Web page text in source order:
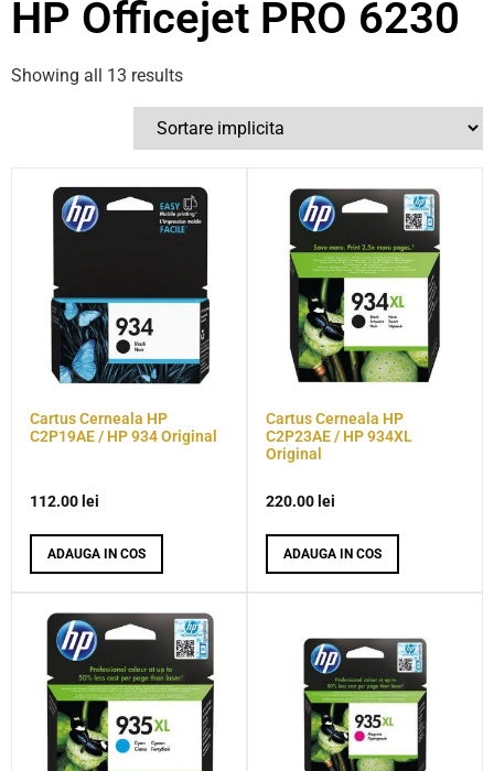
HP Officejet PRO 6230
Showing all 13 results
Cartus Cerneala HP
C2P19AE / HP 934 Original
112.00 lei
ADAUGA IN COS
Cartus Cerneala HP
C2P23AE / HP 934XL
Original
220.00 lei
ADAUGA IN COS